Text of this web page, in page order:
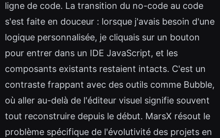
ligne de code. La transition du no-code au code
s'est faite en douceur : lorsque j'avais besoin d'une
logique personnalisée, je cliquais sur un bouton
pour entrer dans un IDE JavaScript, et les
composants existants restaient intacts. C'est un
contraste frappant avec des outils comme Bubble,
où aller au-delà de l'éditeur visuel signifie souvent
tout reconstruire depuis le début. MarsX résout le
problème spécifique de l'évolutivité des projets en